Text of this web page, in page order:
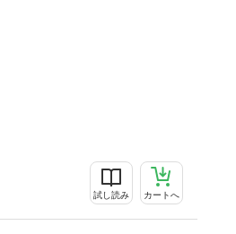
試し読み カートへ